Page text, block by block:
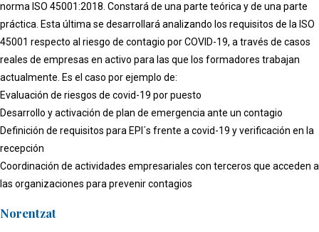
norma ISO 45001:2018. Constará de una parte teórica y de una parte
práctica. Esta última se desarrollará analizando los requisitos de la ISO
45001 respecto al riesgo de contagio por COVID-19, a través de casos
reales de empresas en activo para las que los formadores trabajan
actualmente. Es el caso por ejemplo de:
Evaluación de riesgos de covid-19 por puesto
Desarrollo y activación de plan de emergencia ante un contagio
Definición de requisitos para EPI´s frente a covid-19 y verificación en la
recepción
Coordinación de actividades empresariales con terceros que acceden a
las organizaciones para prevenir contagios
Norentzat